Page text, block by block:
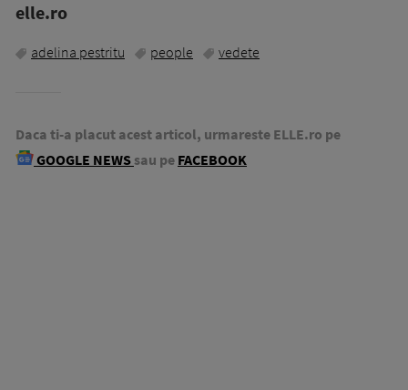
elle.ro
adelina pestritu people vedete
Daca ti-a placut acest articol, urmareste ELLE.ro pe
GOOGLE NEWS sau pe FACEBOOK